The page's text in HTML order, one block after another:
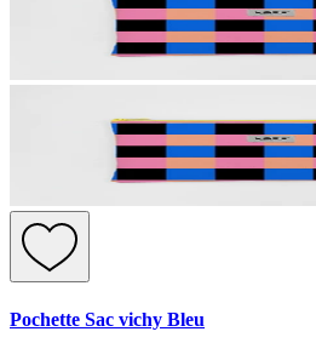
Pochette Sac vichy Bleu